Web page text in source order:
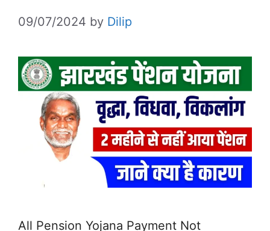
09/07/2024 by Dilip
All Pension Yojana Payment Not